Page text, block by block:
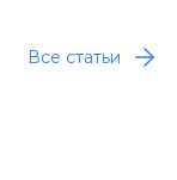
Все статьи